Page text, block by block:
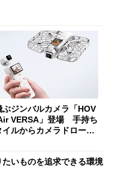
ぶジンバルカメラ「HOV
VERSA」登場 手持ち
イルからカメラドローン
たいものを追求できる環境